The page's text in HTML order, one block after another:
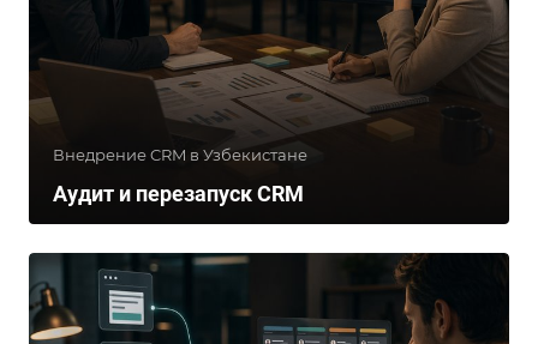
Внедрение CRM в Узбекистане
Аудит и перезапуск CRM